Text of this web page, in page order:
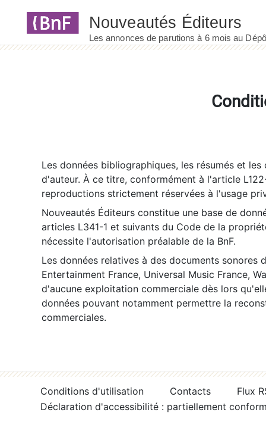
Les données bibliographiques, les résumés et
d'auteur. À ce titre, conformément à l'article
reproductions strictement réservées à l'usage
Nouveautés Éditeurs constitue une base de
articles L341-1 et suivants du Code de la
nécessite l'autorisation préalable de la BnF.
Les données relatives à des documents sonores
Entertainment France, Universal Music France,
d'aucune exploitation commerciale dès lors
données pouvant notamment permettre la
commerciales.
Conditions d'utilisation Contacts
Flux
Déclaration d'accessibilité : partiellement